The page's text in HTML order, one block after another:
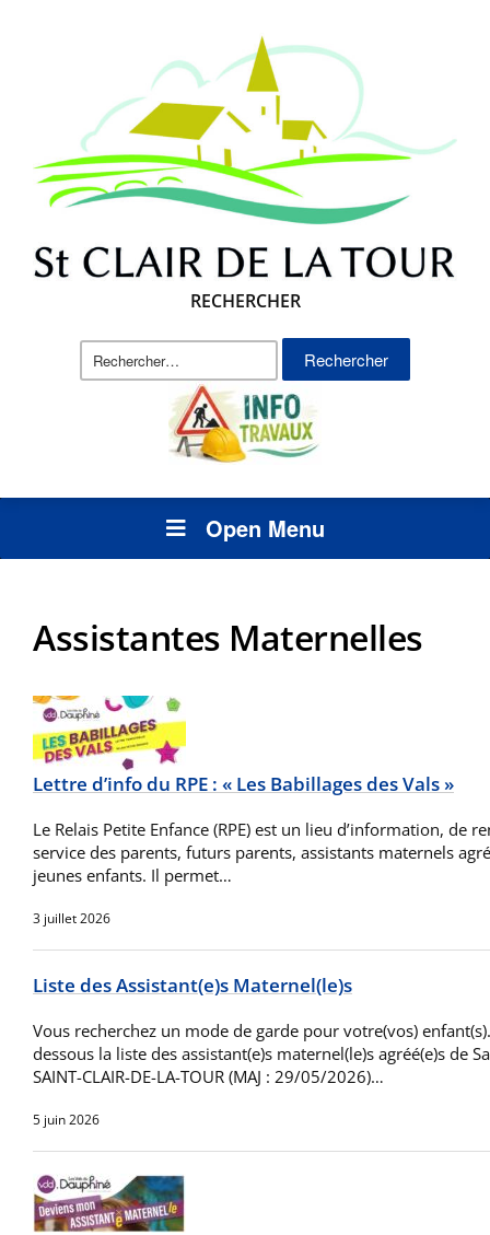
RECHERCHER
Rechercher :
Open Menu
Assistantes Maternelles
Lettre d’info du RPE : « Les Babillages des Vals »
Le Relais Petite Enfance (RPE) est un lieu d’information, de
service des parents, futurs parents, assistants maternels
jeunes enfants. Il permet…
3 juillet 2026
Liste des Assistant(e)s Maternel(le)s
Vous recherchez un mode de garde pour votre(vos)
dessous la liste des assistant(e)s maternel(le)s agréé(e)s de
SAINT-CLAIR-DE-LA-TOUR (MAJ : 29/05/2026)…
5 juin 2026